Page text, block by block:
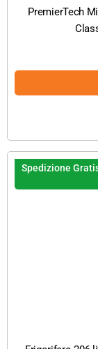
PremierTech
Spedizione